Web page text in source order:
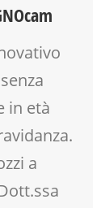
in età
a